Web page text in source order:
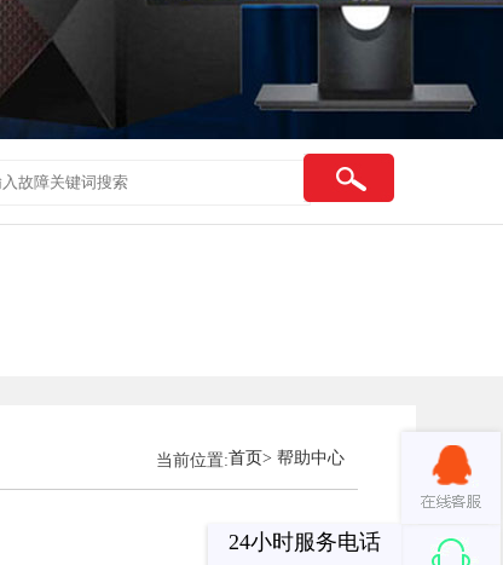
当前位置:首页> 帮助中心
24小时服务电话